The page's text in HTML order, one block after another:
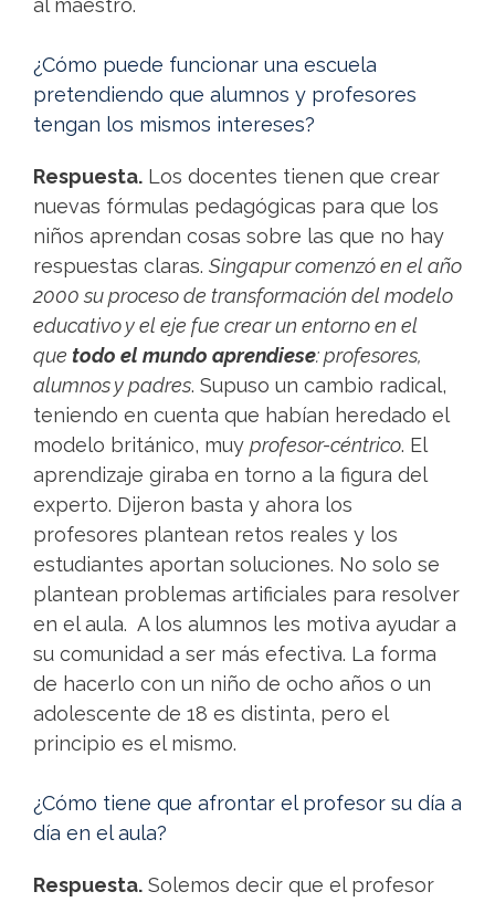
al maestro.
¿Cómo puede funcionar una escuela
pretendiendo que alumnos y profesores
tengan los mismos intereses?
Respuesta. Los docentes tienen que crear
nuevas fórmulas pedagógicas para que los
niños aprendan cosas sobre las que no hay
respuestas claras. Singapur comenzó en el año
2000 su proceso de transformación del modelo
educativo y el eje fue crear un entorno en el
que todo el mundo aprendiese: profesores,
alumnos y padres. Supuso un cambio radical,
teniendo en cuenta que habían heredado el
modelo británico, muy profesor-céntrico. El
aprendizaje giraba en torno a la figura del
experto. Dijeron basta y ahora los
profesores plantean retos reales y los
estudiantes aportan soluciones. No solo se
plantean problemas artificiales para resolver
en el aula. A los alumnos les motiva ayudar a
su comunidad a ser más efectiva. La forma
de hacerlo con un niño de ocho años o un
adolescente de 18 es distinta, pero el
principio es el mismo.
¿Cómo tiene que afrontar el profesor su día a
día en el aula?
Respuesta. Solemos decir que el profesor